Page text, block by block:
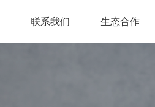
联系我们 生态合作